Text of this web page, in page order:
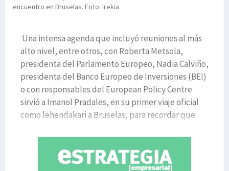
encuentro en Bruselas. Foto: Irekia
Una intensa agenda que incluyó reuniones al más
alto nivel, entre otros, con Roberta Metsola,
presidenta del Parlamento Europeo, Nadia Calviño,
presidenta del Banco Europeo de Inversiones (BEI)
o con responsables del European Policy Centre
sirvió a Imanol Pradales, en su primer viaje oficial
como lehendakari a Bruselas, para recordar que